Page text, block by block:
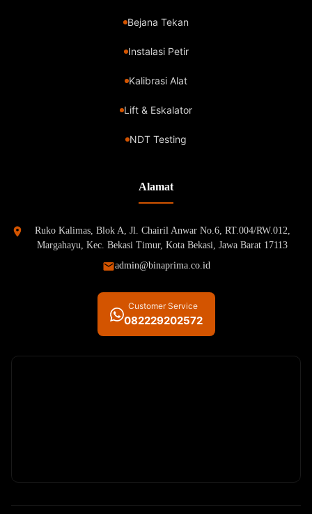
Bejana Tekan
Instalasi Petir
Kalibrasi Alat
Lift & Eskalator
NDT Testing
Alamat
Ruko Kalimas, Blok A, Jl. Chairil Anwar No.6, RT.004/RW.012,
Margahayu, Kec. Bekasi Timur, Kota Bekasi, Jawa Barat 17113
admin@binaprima.co.id
Customer Service
082229202572